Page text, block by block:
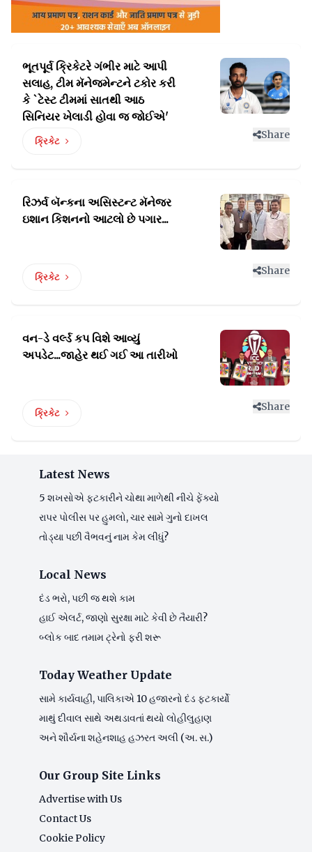
ભૂતપૂર્વ ક્રિકેટરે ગંભીર માટે આપી
સલાહ, ટીમ મૅનેજમેન્ટને ટકોરકરી
કે `ટેસ્ટ ટીમમાં સાતથી આઠ
સિનિયર ખેલાડી હોવા જ જોઈએ'
ક્રિકેટ
Share
રિઝર્વ બૅન્કના અસિસ્ટન્ટ મૅનેજર
ઇશાન કિશનનો આટલો છે પગાર...
ક્રિકેટ
Share
વન-ડે વર્લ્ડ કપ વિશે આવ્યું
અપડેટ...જાહેર થઈ ગઈ આ તારીખો
ક્રિકેટ
Share
Latest News
5 શખસોએ ફટકારીને ચોથા માળેથી નીચે ફેંક્યો
રાપર પોલીસ પર હુમલો, ચાર સામે ગુનો દાખલ
તોડ્યા પછી વૈભવનું નામ કેમ લીધું?
Local News
દંડ ભરો, પછી જ થશે કામ
હાઈ એલર્ટ, જાણો સુરક્ષા માટે કેવી છે તૈયારી?
બ્લોક બાદ તમામ ટ્રેનો ફરી શરૂ
Today Weather Update
સામે કાર્યવાહી, પાલિકાએ 10 હજારનો દંડ ફટકાર્યો
માથું દીવાલ સાથે અથડાવતાં થયો લોહીલુહાણ
અને શૌર્યના શહેનશાહ હઝરત અલી (અ. સ.)
Our Group Site Links
Advertise with Us
Contact Us
Cookie Policy